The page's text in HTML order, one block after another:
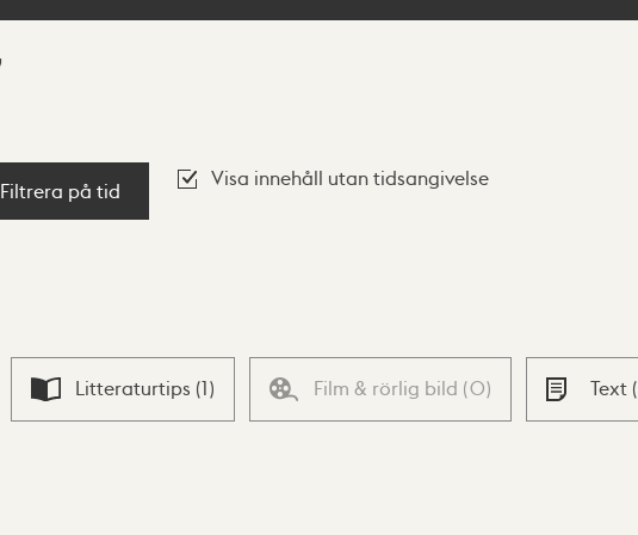
Filtrera på tid
Visa innehåll utan tidsangivelse
Litteraturtips (1) Film & rörlig bild (0) Text (